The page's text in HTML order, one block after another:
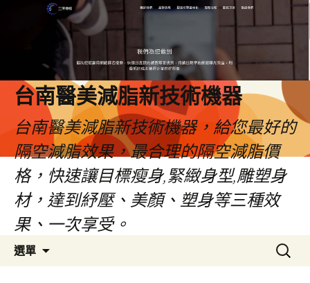
台南醫美減脂新技術機器
台南醫美減脂新技術機器，給您最好的
隔空減脂效果，最合理的隔空減脂價
格，快速讓目標瘦身,緊緻身型,雕塑身
材，達到紓壓、美顏、塑身等三種效
果、一次享受。
選單
搜
尋